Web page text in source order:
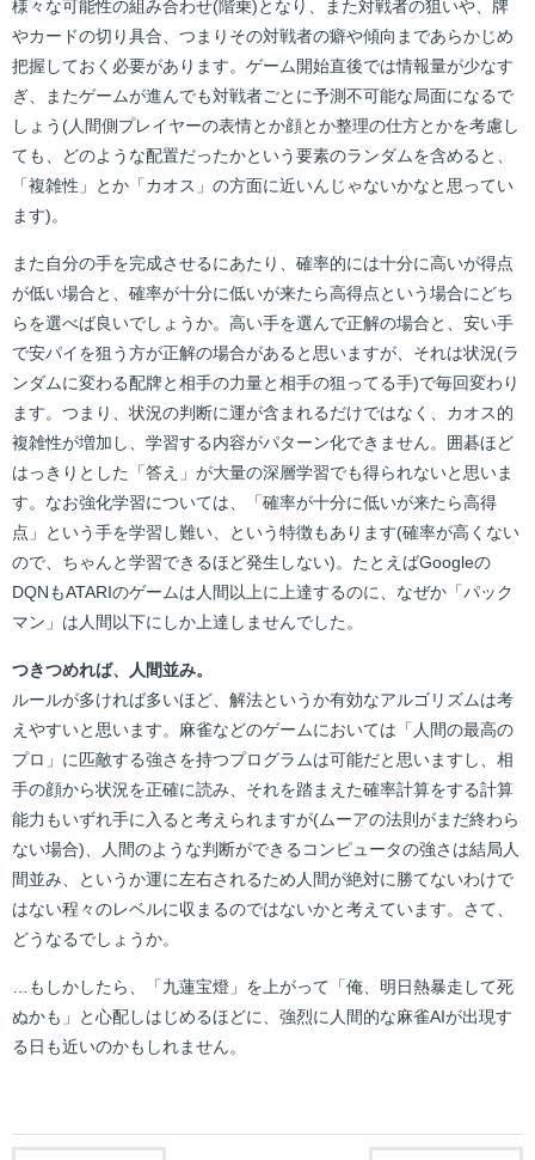
様々な可能性の組み合わせ(階乗)となり、また対戦者の狙いや、牌
やカードの切り具合、つまりその対戦者の癖や傾向まであらかじめ
把握しておく必要があります。ゲーム開始直後では情報量が少なす
ぎ、またゲームが進んでも対戦者ごとに予測不可能な局面になるで
しょう(人間側プレイヤーの表情とか顔とか整理の仕方とかを考慮し
ても、どのような配置だったかという要素のランダムを含めると、
「複雑性」とか「カオス」の方面に近いんじゃないかなと思ってい
ます)。
また自分の手を完成させるにあたり、確率的には十分に高いが得点
が低い場合と、確率が十分に低いが来たら高得点という場合にどち
らを選べば良いでしょうか。高い手を選んで正解の場合と、安い手
で安パイを狙う方が正解の場合があると思いますが、それは状況(ラ
ンダムに変わる配牌と相手の力量と相手の狙ってる手)で毎回変わり
ます。つまり、状況の判断に運が含まれるだけではなく、カオス的
複雑性が増加し、学習する内容がパターン化できません。囲碁ほど
はっきりとした「答え」が大量の深層学習でも得られないと思いま
す。なお強化学習については、「確率が十分に低いが来たら高得
点」という手を学習し難い、という特徴もあります(確率が高くない
ので、ちゃんと学習できるほど発生しない)。たとえばGoogleの
DQNもATARIのゲームは人間以上に上達するのに、なぜか「パック
マン」は人間以下にしか上達しませんでした。
つきつめれば、人間並み。
ルールが多ければ多いほど、解法というか有効なアルゴリズムは考
えやすいと思います。麻雀などのゲームにおいては「人間の最高の
プロ」に匹敵する強さを持つプログラムは可能だと思いますし、相
手の顔から状況を正確に読み、それを踏まえた確率計算をする計算
能力もいずれ手に入ると考えられますが(ムーアの法則がまだ終わら
ない場合)、人間のような判断ができるコンピュータの強さは結局人
間並み、というか運に左右されるため人間が絶対に勝てないわけで
はない程々のレベルに収まるのではないかと考えています。さて、
どうなるでしょうか。
…もしかしたら、「九蓮宝燈」を上がって「俺、明日熱暴走して死
ぬかも」と心配しはじめるほどに、強烈に人間的な麻雀AIが出現す
る日も近いのかもしれません。